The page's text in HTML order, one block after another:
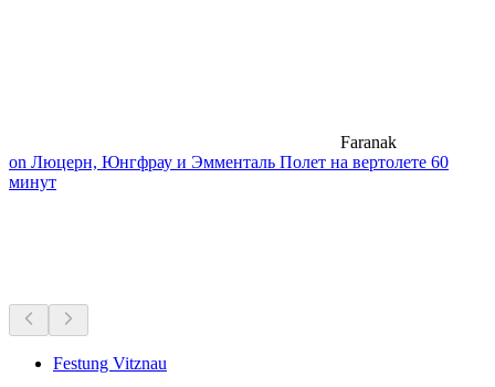
Faranak
on Люцерн, Юнгфрау и Эмменталь Полет на вертолете 60
минут
Festung Vitznau